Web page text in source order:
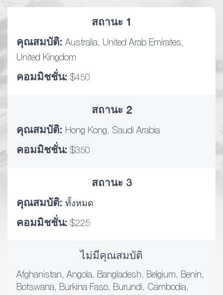
สถานะ 1
คุณสมบัติ: Australia, United Arab Emirates,
United Kingdom
คอมมิชชั่น: $450
สถานะ 2
คุณสมบัติ: Hong Kong, Saudi Arabia
คอมมิชชั่น: $350
สถานะ 3
คุณสมบัติ: ทั้งหมด
คอมมิชชั่น: $225
ไม่มีคุณสมบัติ
Afghanistan, Angola, Bangladesh, Belgium, Benin,
Botswana, Burkina Faso, Burundi, Cambodia,